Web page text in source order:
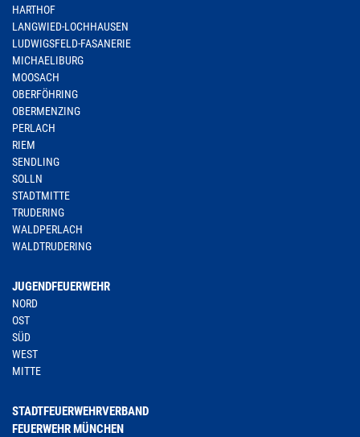
HARTHOF
LANGWIED-LOCHHAUSEN
LUDWIGSFELD-FASANERIE
MICHAELIBURG
MOOSACH
OBERFÖHRING
OBERMENZING
PERLACH
RIEM
SENDLING
SOLLN
STADTMITTE
TRUDERING
WALDPERLACH
WALDTRUDERING
JUGENDFEUERWEHR
NORD
OST
SÜD
WEST
MITTE
STADTFEUERWEHRVERBAND
FEUERWEHR MÜNCHEN